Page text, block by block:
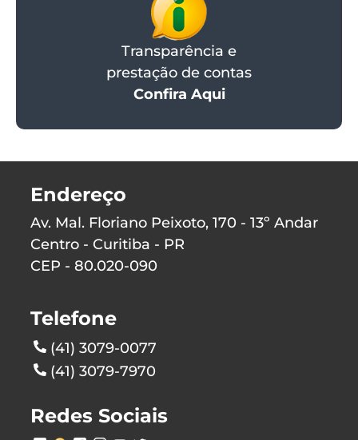
Transparência e
prestação de contas
Confira Aqui
Endereço
Av. Mal. Floriano Peixoto, 170 - 13º Andar
Centro - Curitiba - PR
CEP - 80.020-090
Telefone
(41) 3079-0077
(41) 3079-7970
Redes Sociais